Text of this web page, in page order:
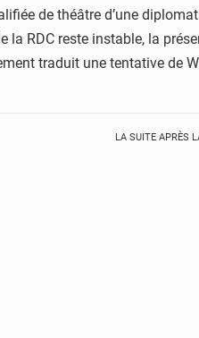
de théâtre d’une
RDC reste instable, la
traduit une tentative de
LA SUITE APRÈS